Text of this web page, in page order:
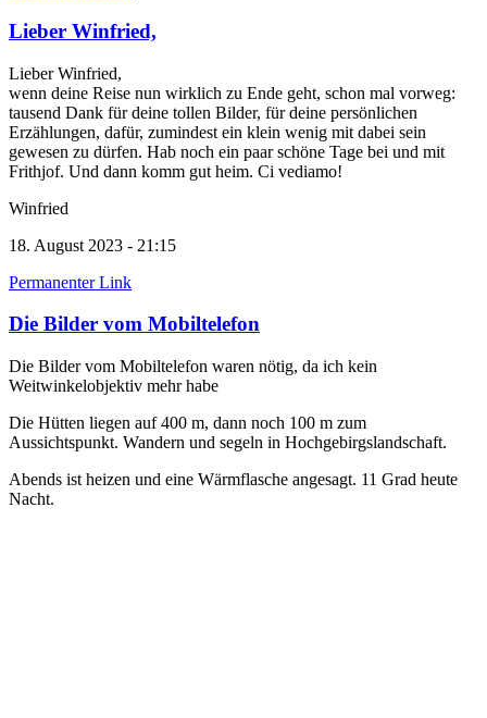
Lieber Winfried,
Lieber Winfried,
wenn deine Reise nun wirklich zu Ende geht, schon mal vorweg:
tausend Dank für deine tollen Bilder, für deine persönlichen
Erzählungen, dafür, zumindest ein klein wenig mit dabei sein
gewesen zu dürfen. Hab noch ein paar schöne Tage bei und mit
Frithjof. Und dann komm gut heim. Ci vediamo!
Winfried
18. August 2023 - 21:15
Permanenter Link
Die Bilder vom Mobiltelefon
Die Bilder vom Mobiltelefon waren nötig, da ich kein
Weitwinkelobjektiv mehr habe
Die Hütten liegen auf 400 m, dann noch 100 m zum
Aussichtspunkt. Wandern und segeln in Hochgebirgslandschaft.
Abends ist heizen und eine Wärmflasche angesagt. 11 Grad heute
Nacht.